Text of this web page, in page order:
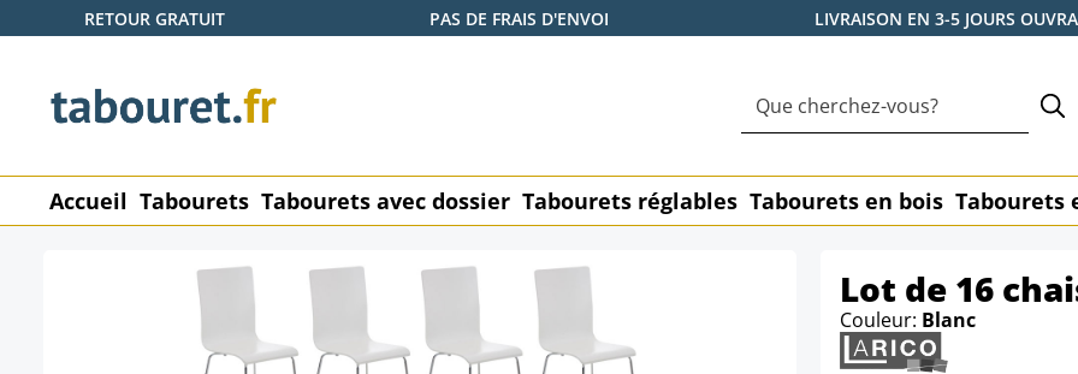
au contenu principal
Passer à la recherche
Passer à la navigation principale
RETOUR GRATUIT PAS DE FRAIS D'ENVOI LIVRAISON EN 3-5 JOURS
Accueil Tabourets Tabourets avec dossier Tabourets réglables Tabourets en bois Tabourets
Lot de 16
Couleur: Blanc